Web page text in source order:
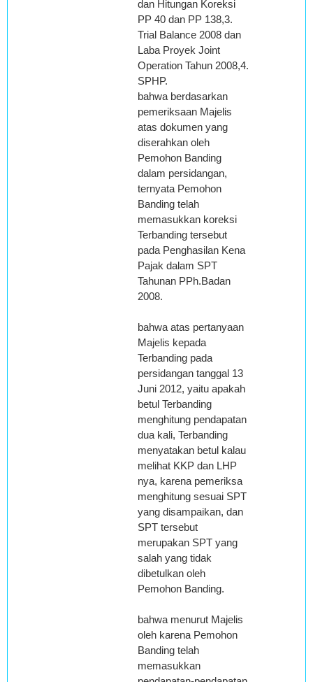
dan Hitungan Koreksi
PP 40 dan PP 138,3.
Trial Balance 2008 dan
Laba Proyek Joint
Operation Tahun 2008,4.
SPHP.
bahwa berdasarkan
pemeriksaan Majelis
atas dokumen yang
diserahkan oleh
Pemohon Banding
dalam persidangan,
ternyata Pemohon
Banding telah
memasukkan koreksi
Terbanding tersebut
pada Penghasilan Kena
Pajak dalam SPT
Tahunan PPh.Badan
2008.
bahwa atas pertanyaan
Majelis kepada
Terbanding pada
persidangan tanggal 13
Juni 2012, yaitu apakah
betul Terbanding
menghitung pendapatan
dua kali, Terbanding
menyatakan betul kalau
melihat KKP dan LHP
nya, karena pemeriksa
menghitung sesuai SPT
yang disampaikan, dan
SPT tersebut
merupakan SPT yang
salah yang tidak
dibetulkan oleh
Pemohon Banding.
bahwa menurut Majelis
oleh karena Pemohon
Banding telah
memasukkan